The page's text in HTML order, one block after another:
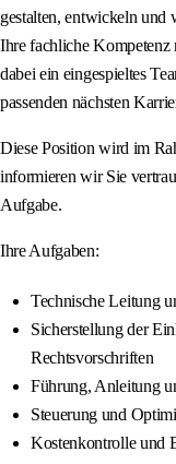
gestalten, entwickeln und
Ihre fachliche Kompetenz
dabei ein eingespieltes
passenden nächsten
Diese Position wird im
informieren wir Sie
Aufgabe.
Ihre Aufgaben:
Technische Leitung
Sicherstellung der
Rechtsvorschriften
Führung, Anleitung
Steuerung und
Kostenkontrolle und